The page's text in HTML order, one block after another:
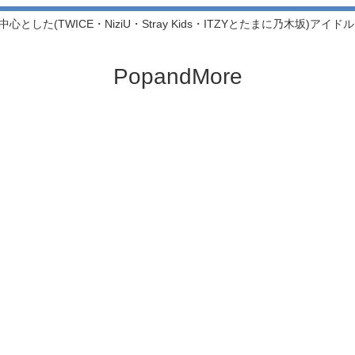
心とした(TWICE・NiziU・Stray Kids・ITZYとたまに乃木坂)アイド
PopandMore